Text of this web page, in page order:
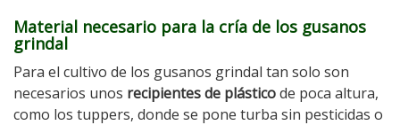
Material necesario para la cría de los gusanos
grindal
Para el cultivo de los gusanos grindal tan solo son
necesarios unos recipientes de plásticode poca altura,
como los tuppers, donde se pone turba sin pesticidas o